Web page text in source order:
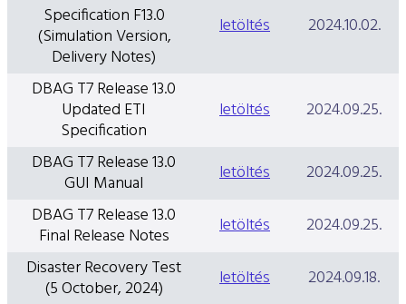
Specification F13.0
(Simulation Version,
Delivery Notes)
letöltés 2024.10.02.
DBAG T7 Release 13.0
Updated ETI
Specification
letöltés
2024.09.25.
DBAG T7 Release 13.0
GUI Manual letöltés
2024.09.25.
DBAG T7 Release 13.0
Final Release Notes letöltés
2024.09.25.
Disaster Recovery Test
(5 October, 2024) letöltés
2024.09.18.